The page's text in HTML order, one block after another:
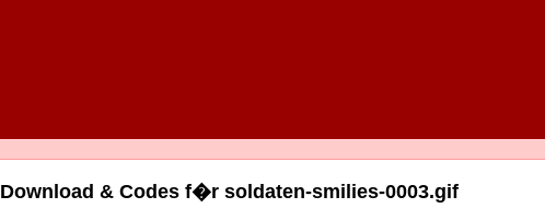
Download & Codes f�r soldaten-smilies-0003.gif